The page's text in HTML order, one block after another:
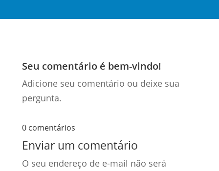
Seu comentário é bem-vindo!
Adicione seu comentário ou deixe sua
pergunta.
0 comentários
Enviar um comentário
O seu endereço de e-mail não será